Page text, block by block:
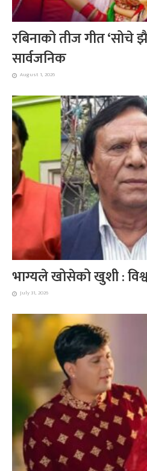
रबिनाको तीज गीत ‘सोचे
सार्वजनिक
August 1, 2026
भाग्यले खोसेको खुशी :
July 31, 2026